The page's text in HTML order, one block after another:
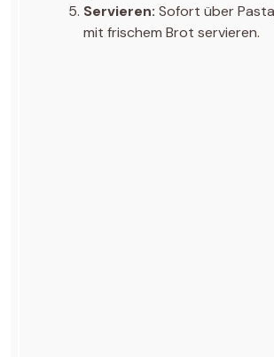
Servieren: Sofort über
mit frischem Brot servieren.